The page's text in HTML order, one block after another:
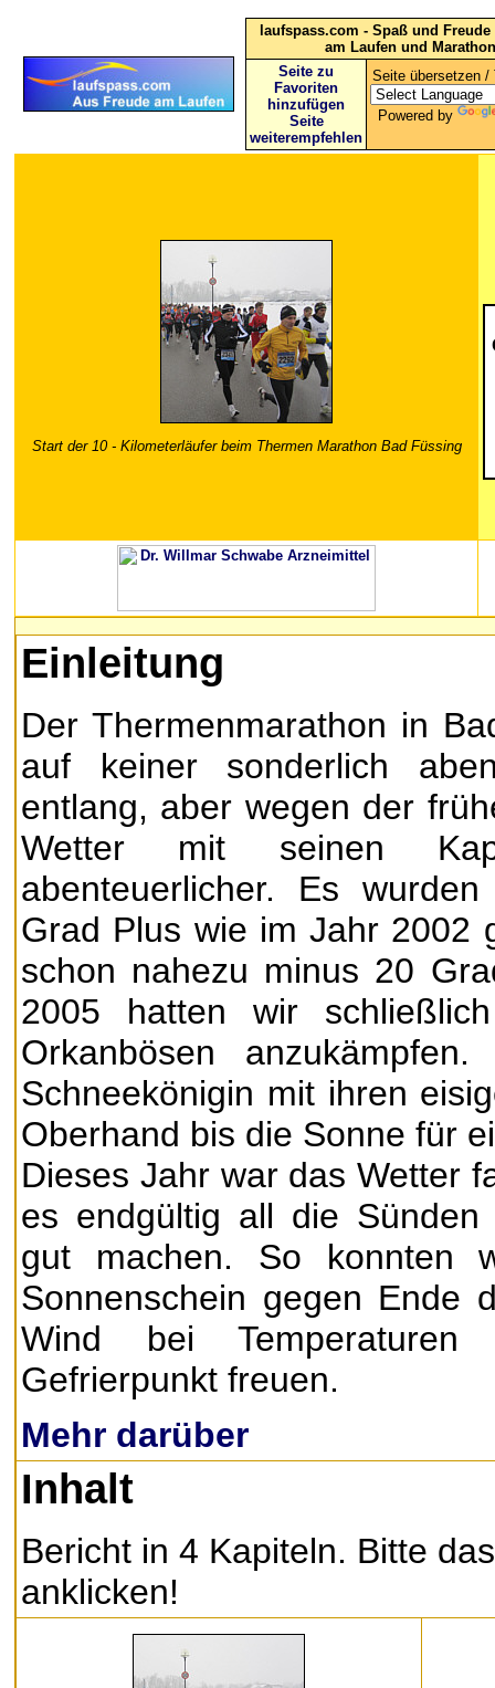
laufspass.com - Spaß und
am Laufen und Marathon
Seite zu
Favoriten
hinzufügen
Seite
weiterempfehlen
Seite übersetzen /
Powered by
Start der 10 - Kilometerläufer beim Thermen Marathon Bad Füssing
Einleitung
Der Thermenmarathon in
auf keiner sonderlich
entlang, aber wegen der
Wetter mit seinen
abenteuerlicher. Es
Grad Plus wie im Jahr 2002
schon nahezu minus 20
2005 hatten wir
Orkanbösen
Schneekönigin mit ihren
Oberhand bis die Sonne für
Dieses Jahr war das Wetter
es endgültig all die Sünden
gut machen. So konnten
Sonnenschein gegen Ende
Wind bei
Gefrierpunkt freuen.
Mehr darüber
Inhalt
Bericht in 4 Kapiteln. Bitte
anklicken!